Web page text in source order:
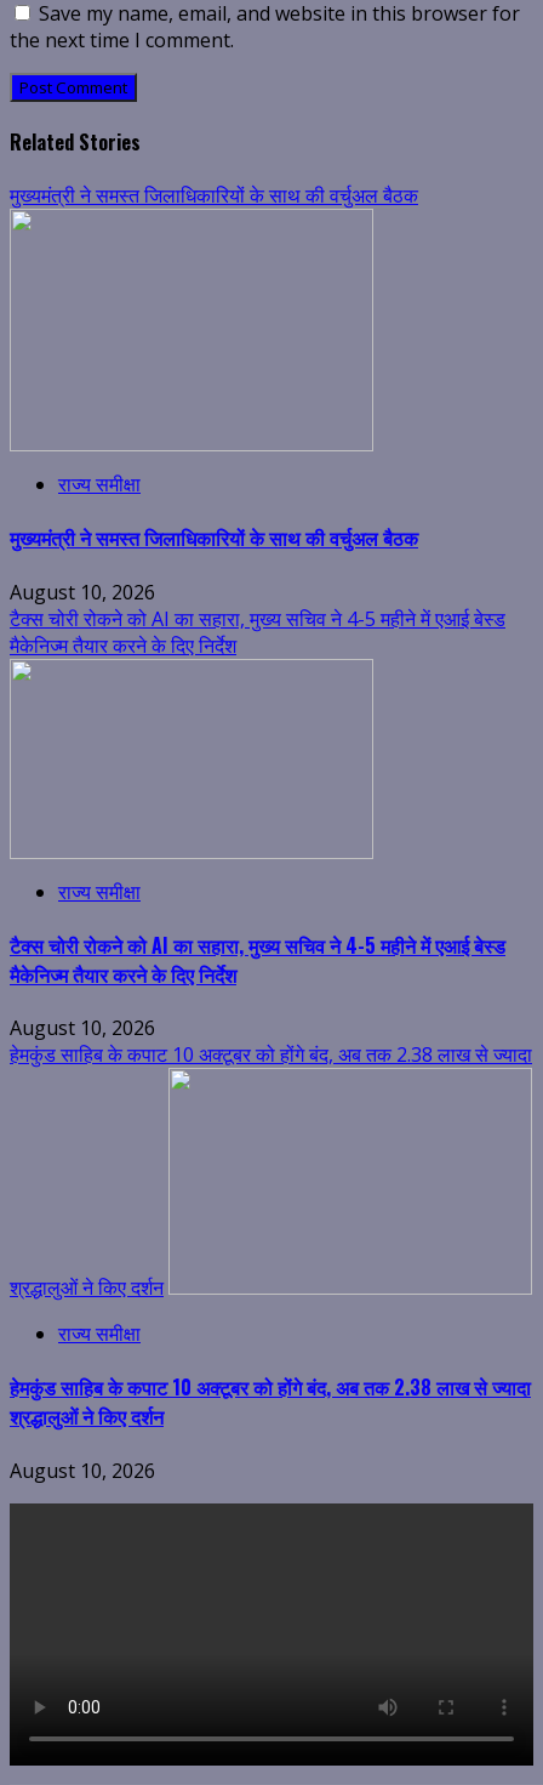
Save my name, email, and website in this browser for
the next time I comment.
Related Stories
मुख्यमंत्री ने समस्त जिलाधिकारियों के साथ की वर्चुअल बैठक
राज्य समीक्षा
मुख्यमंत्री ने समस्त जिलाधिकारियों के साथ की वर्चुअल बैठक
August 10, 2026
टैक्स चोरी रोकने को AI का सहारा, मुख्य सचिव ने 4-5 महीने में एआई बेस्ड
मैकेनिज्म तैयार करने के दिए निर्देश
राज्य समीक्षा
टैक्स चोरी रोकने को AI का सहारा, मुख्य सचिव ने 4-5 महीने में एआई बेस्ड
मैकेनिज्म तैयार करने के दिए निर्देश
August 10, 2026
हेमकुंड साहिब के कपाट 10 अक्टूबर को होंगे बंद, अब तक 2.38 लाख से ज्यादा
श्रद्धालुओं ने किए दर्शन
राज्य समीक्षा
हेमकुंड साहिब के कपाट 10 अक्टूबर को होंगे बंद, अब तक 2.38 लाख से ज्यादा
श्रद्धालुओं ने किए दर्शन
August 10, 2026